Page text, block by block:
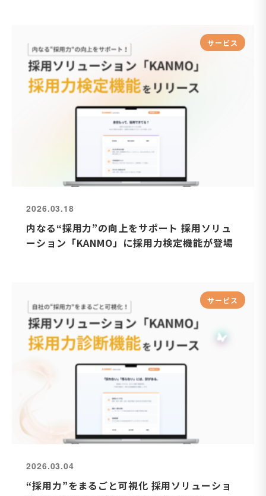
サービス
2026.03.18
内なる“採用力”の向上をサポート 採用ソリュ
ーション「KANMO」に採用力検定機能が登場
サービス
2026.03.04
“採用力”をまるごと可視化 採用ソリューショ